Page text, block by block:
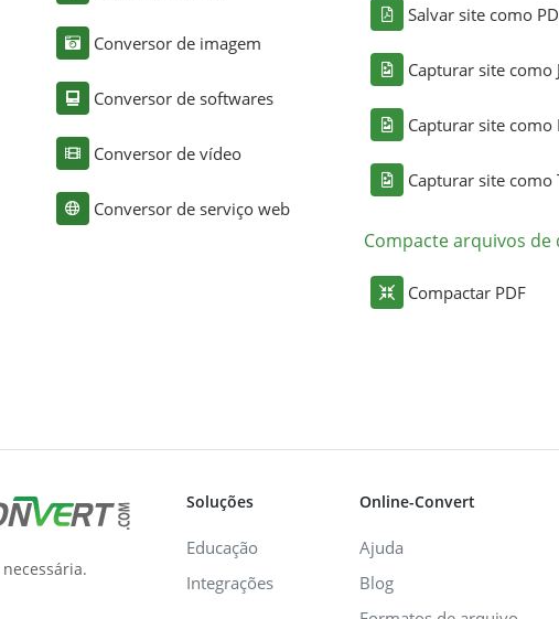
Conversor de imagem
Conversor de softwares
Conversor de vídeo
Conversor de serviço web
Salvar site como
Capturar site como
Capturar site como
Capturar site como
Compacte arquivos
Compactar PDF
Soluções
Educação
Integrações
Online-Convert
Ajuda
Blog